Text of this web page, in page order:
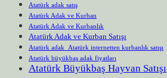
Atatürk adak satış
Atatürk Adak ve Kurban
Atatürk Adak ve Kurbanlık
Atatürk Adak ve Kurban Satışı
Atatürk adak Atatürk internetten kurbanlık satışı
Atatürk büyükbaş adak fiyatları
Atatürk Büyükbaş Hayvan Satışı